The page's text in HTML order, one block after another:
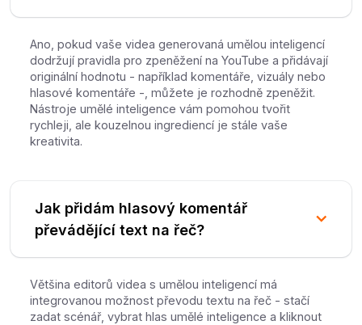
Ano, pokud vaše videa generovaná umělou inteligencí
dodržují pravidla pro zpeněžení na YouTube a přidávají
originální hodnotu - například komentáře, vizuály nebo
hlasové komentáře -, můžete je rozhodně zpeněžit.
Nástroje umělé inteligence vám pomohou tvořit
rychleji, ale kouzelnou ingrediencí je stále vaše
kreativita.
Jak přidám hlasový komentář
převádějící text na řeč?
Většina editorů videa s umělou inteligencí má
integrovanou možnost převodu textu na řeč - stačí
zadat scénář, vybrat hlas umělé inteligence a kliknout